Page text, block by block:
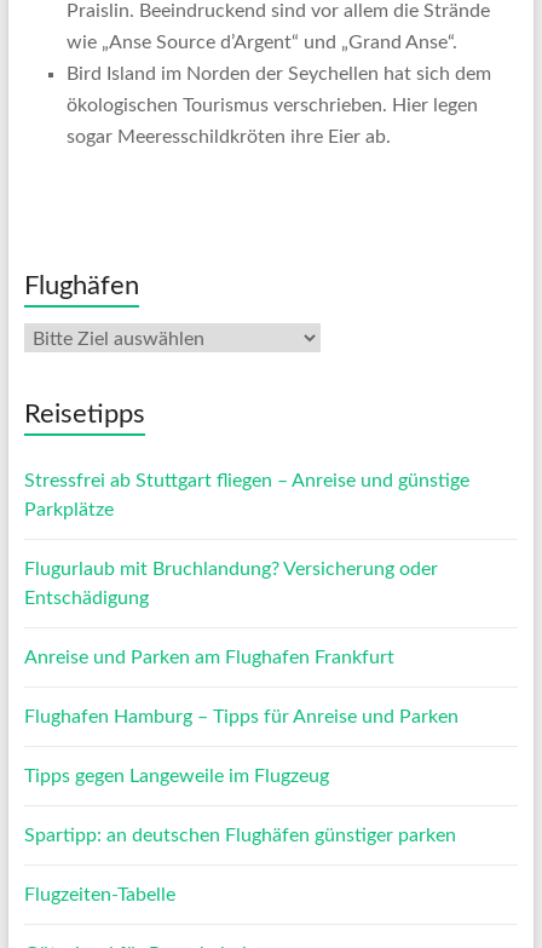
Praislin. Beeindruckend sind vor allem die Strände
wie „Anse Source d’Argent“ und „Grand Anse“.
Bird Island im Norden der Seychellen hat sich dem
ökologischen Tourismus verschrieben. Hier legen
sogar Meeresschildkröten ihre Eier ab.
Flughäfen
Reisetipps
Stressfrei ab Stuttgart fliegen – Anreise und günstige
Parkplätze
Flugurlaub mit Bruchlandung? Versicherung oder
Entschädigung
Anreise und Parken am Flughafen Frankfurt
Flughafen Hamburg – Tipps für Anreise und Parken
Tipps gegen Langeweile im Flugzeug
Spartipp: an deutschen Flughäfen günstiger parken
Flugzeiten-Tabelle